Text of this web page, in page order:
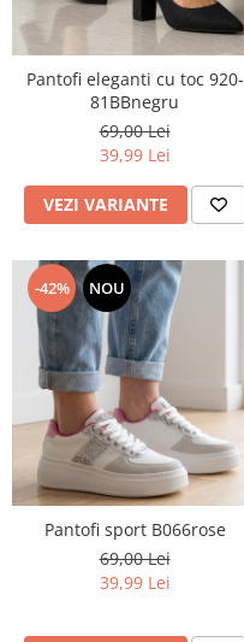
Pantofi eleganti cu toc 920-
81BBnegru
69,00 Lei
39,99 Lei
VEZI VARIANTE
-42% NOU
Pantofi sport B066rose
69,00 Lei
39,99 Lei